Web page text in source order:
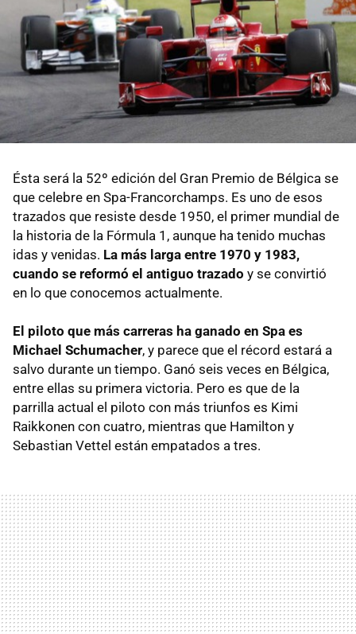
Ésta será la 52º edición del Gran Premio de Bélgica se
que celebre en Spa-Francorchamps. Es uno de esos
trazados que resiste desde 1950, el primer mundial de
la historia de la Fórmula 1, aunque ha tenido muchas
idas y venidas. La más larga entre 1970 y 1983,
cuando se reformó el antiguo trazado y se convirtió
en lo que conocemos actualmente.
El piloto que más carreras ha ganado en Spa es
Michael Schumacher, y parece que el récord estará a
salvo durante un tiempo. Ganó seis veces en Bélgica,
entre ellas su primera victoria. Pero es que de la
parrilla actual el piloto con más triunfos es Kimi
Raikkonen con cuatro, mientras que Hamilton y
Sebastian Vettel están empatados a tres.